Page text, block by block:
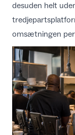
desuden helt
omsætningen